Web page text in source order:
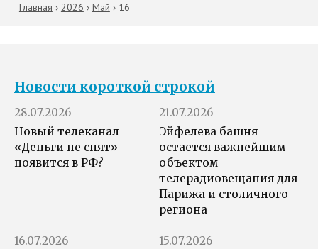
Главная › 2026 › Май › 16
Новости короткой строкой
28.07.2026
Новый телеканал
«Деньги не спят»
появится в РФ?
21.07.2026
Эйфелева башня
остается важнейшим
объектом
телерадиовещания для
Парижа и столичного
региона
16.07.2026
15.07.2026